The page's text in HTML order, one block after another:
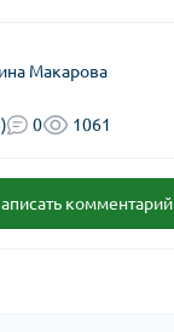
Макарова
0 1061
комментарий